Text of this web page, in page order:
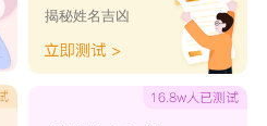
揭秘姓名吉凶